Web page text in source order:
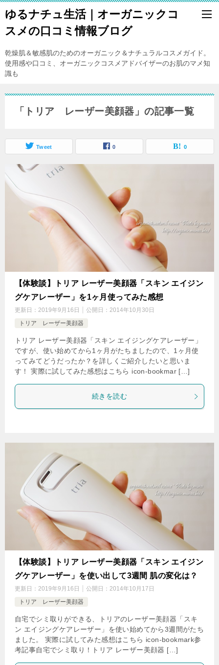
ゆるナチュ生活｜オーガニックコ
スメの口コミ情報ブログ
乾燥肌＆敏感肌のためのオーガニック＆ナチュラルコスメガイド。
使用感や口コミ、オーガニックコスメアドバイザーのお肌のマメ知
識も
「トリア レーザー美顔器」の記事一覧
Tweet 0 0
【体験談】トリア レーザー美顔器「スキン エイジン
グケアレーザー」を1ヶ月使ってみた感想
更新日： 2019年9月16日 公開日： 2014年10月30日
トリア レーザー美顔器
トリア レーザー美顔器「スキン エイジングケアレーザー」
ですが、使い始めてから1ヶ月がたちましたので、1ヶ月使
ってみてどうだったか？を詳しくご紹介したいと思いま
す！ 実際に試してみた感想はこちら icon-bookmar […]
続きを読む
【体験談】トリア レーザー美顔器「スキン エイジン
グケアレーザー」を使い出して3週間 肌の変化は？
更新日： 2019年9月16日 公開日： 2014年10月17日
トリア レーザー美顔器
自宅でシミ取りができる、トリアのレーザー美顔器「スキ
ン エイジングケアレーザー」を使い始めてから3週間がたち
ました。 実際に試してみた感想はこちら icon-bookmark参
考記事自宅でシミ取り！トリア レーザー美顔器 […]